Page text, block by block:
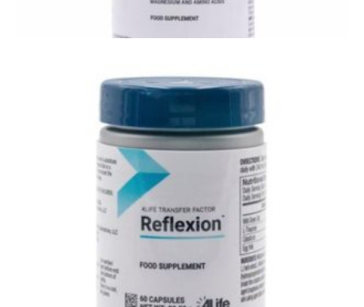
4Life Recall - rustgevend, slaapfunctie, mentaal